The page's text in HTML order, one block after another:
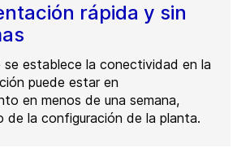
rápida y sin
se establece la conectividad en la
puede estar en
en menos de una semana,
de la configuración de la planta.